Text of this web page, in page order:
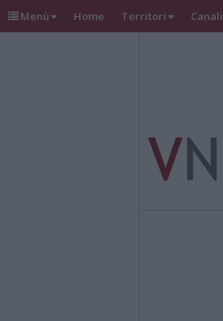
Menù Home Territori Canali